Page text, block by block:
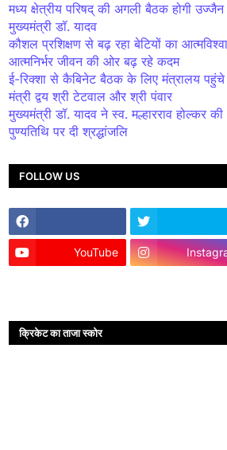
मध्य क्षेत्रीय परिषद् की अगली बैठक होगी
मुख्यमंत्री डॉ. यादव
कौशल प्रशिक्षण से बढ़ रहा बेटियों का
आत्मनिर्भर जीवन की ओर बढ़ रहे कदम
ई-रिक्शा से कैबिनेट बैठक के लिए मंत्रालय पहुंचे
मंत्री द्वय श्री टेटवाल और श्री पंवार
मुख्यमंत्री डॉ. यादव ने स्व. मल्हारराव होल्कर की
पुण्यतिथि पर दी श्रद्धांजलि
FOLLOW US
YouTube
क्रिकेट का ताजा स्कोर